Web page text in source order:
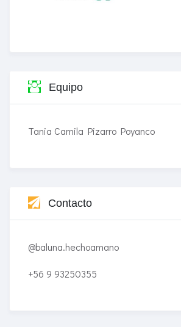
Equipo
Tania Camila Pizarro Poyanco
Contacto
@baluna.hechoamano
+56 9 93250355